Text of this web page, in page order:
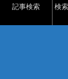
記事検索 検